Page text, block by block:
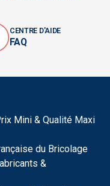
CENTRE D'AIDE
FAQ
Mini & Qualité Maxi
du Bricolage
&